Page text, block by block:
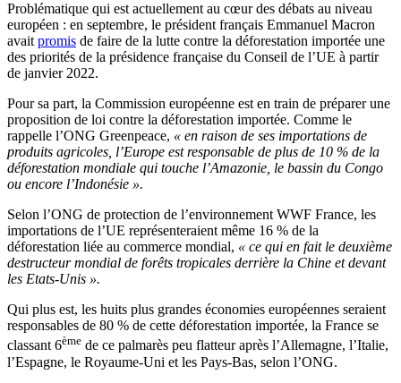
Problématique qui est actuellement au cœur des débats au niveau
européen : en septembre, le président français Emmanuel Macron
avait promis de faire de la lutte contre la déforestation importée une
des priorités de la présidence française du Conseil de l’UE à partir
de janvier 2022.
Pour sa part, la Commission européenne est en train de préparer une
proposition de loi contre la déforestation importée. Comme le
rappelle l’ONG Greenpeace, « en raison de ses importations de
produits agricoles, l’Europe est responsable de plus de 10 % de la
déforestation mondiale qui touche l’Amazonie, le bassin du Congo
ou encore l’Indonésie ».
Selon l’ONG de protection de l’environnement WWF France, les
importations de l’UE représenteraient même 16 % de la
déforestation liée au commerce mondial, « ce qui en fait le deuxième
destructeur mondial de forêts tropicales derrière la Chine et devant
les Etats-Unis ».
Qui plus est, les huits plus grandes économies européennes seraient
responsables de 80 % de cette déforestation importée, la France se
classant 6ème de ce palmarès peu flatteur après l’Allemagne, l’Italie,
l’Espagne, le Royaume-Uni et les Pays-Bas, selon l’ONG.